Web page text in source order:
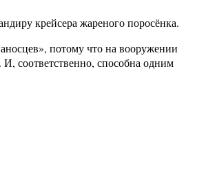
крейсера жареного поросёнка.
потому что на вооружении
соответственно, способна одним